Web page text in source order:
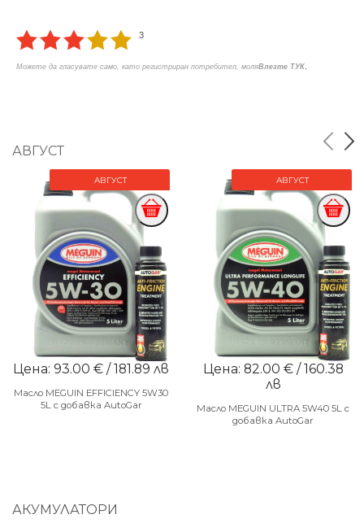
3
Можете да гласувате само, като регистриран потребител, моляВлезте ТУК
АВГУСТ
АВГУСТ
Цена: 93.00 € / 181.89 лв
Масло MEGUIN EFFICIENCY 5W30
5L с добавка AutoGar
АВГУСТ
Цена: 82.00 € / 160.38
лв
Масло MEGUIN ULTRA 5W40 5L с
добавка AutoGar
АКУМУЛАТОРИ